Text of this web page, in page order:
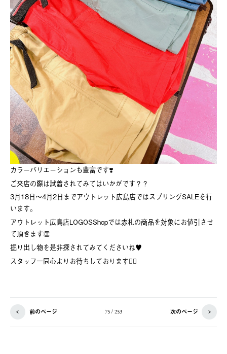
カラーバリエーションも豊富です❣️
ご来店の際は試着されてみてはいかがです？？
3月18日～4月2日までアウトレット広島店ではスプリングSALEを行
います。
アウトレット広島店LOGOSShopでは赤札の商品を対象にお値引させ
て頂きます👏
掘り出し物を是非探されてみてくださいね♥️
スタッフ一同心よりお待ちしております🙇‍♀️
前のページ 75 / 253 次のページ